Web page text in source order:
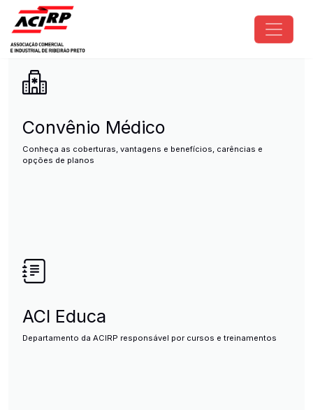
Pular para o conteúdo principal
ACIRP - Associação Comercial
Convênio Médico
Conheça as coberturas, vantagens e benefícios, carências e
opções de planos
ACI Educa
Departamento da ACIRP responsável por cursos e treinamentos